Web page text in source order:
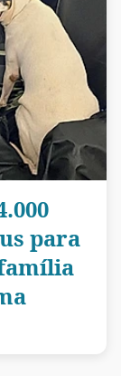
para